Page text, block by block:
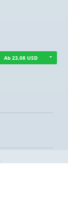
Ab 23,08 USD